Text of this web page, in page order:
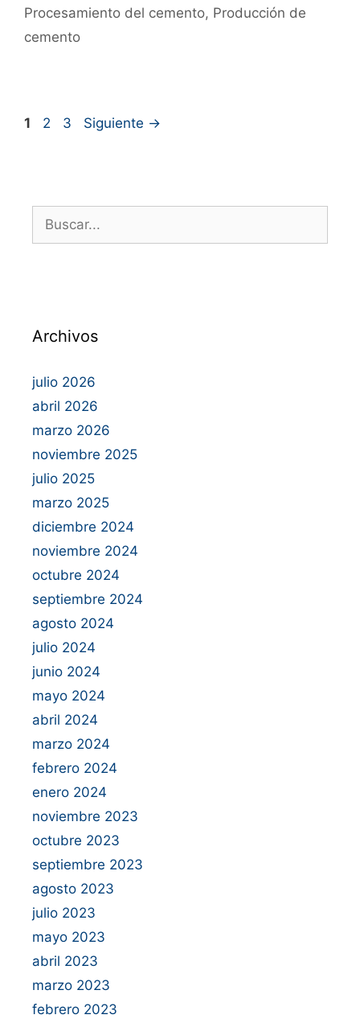
Procesamiento del cemento, Producción de
cemento
1 2 3 Siguiente →
Archivos
julio 2026
abril 2026
marzo 2026
noviembre 2025
julio 2025
marzo 2025
diciembre 2024
noviembre 2024
octubre 2024
septiembre 2024
agosto 2024
julio 2024
junio 2024
mayo 2024
abril 2024
marzo 2024
febrero 2024
enero 2024
noviembre 2023
octubre 2023
septiembre 2023
agosto 2023
julio 2023
mayo 2023
abril 2023
marzo 2023
febrero 2023